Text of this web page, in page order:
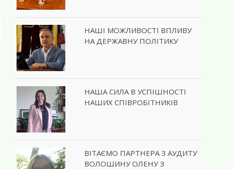
НАШІ МОЖЛИВОСТІ ВПЛИВУ
НА ДЕРЖАВНУ ПОЛІТИКУ
НАША СИЛА В УСПІШНОСТІ
НАШИХ СПІВРОБІТНИКІВ
ВІТАЄМО ПАРТНЕРА З АУДИТУ
ВОЛОШИНУ ОЛЕНУ З